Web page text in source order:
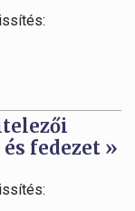
fedezet »